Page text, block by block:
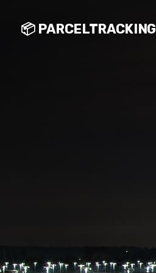
📦 PARCELTRACKING